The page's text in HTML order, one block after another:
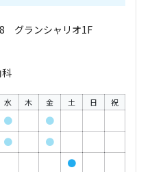
グランシャリオ1F
水 木 金 土 日 祝
●
●
●
●
●